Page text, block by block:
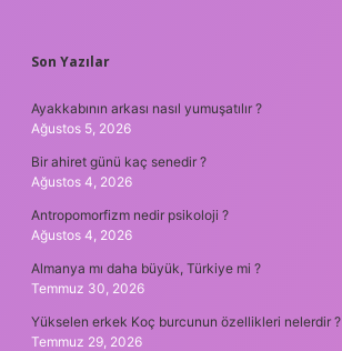
SIDEBAR
Son Yazılar
Ayakkabının arkası nasıl yumuşatılır ?
Ağustos 5, 2026
Bir ahiret günü kaç senedir ?
Ağustos 4, 2026
Antropomorfizm nedir psikoloji ?
Ağustos 4, 2026
Almanya mı daha büyük, Türkiye mi ?
Temmuz 30, 2026
Yükselen erkek Koç burcunun özellikleri nelerdir ?
Temmuz 29, 2026